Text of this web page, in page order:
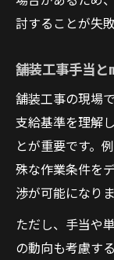
討することが失
舗装工事手当と
舗装工事の現場
支給基準を理解
とが重要です。
殊な作業条件を
渉が可能になりま
ただし、手当や
の動向も考慮す